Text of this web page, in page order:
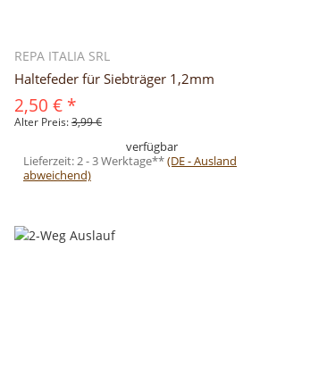
REPA ITALIA SRL
Haltefeder für Siebträger 1,2mm
2,50 € *
Alter Preis:3,99 €
verfügbar
Lieferzeit: 2 - 3 Werktage**(DE - Ausland
abweichend)